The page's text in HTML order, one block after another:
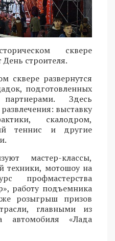
сквере
День строителя.
сквере развернутся
подготовленных
Здесь
выставку
скалодром,
теннис и другие
мастер-классы,
техники, мотошоу на
профмастерства
работу подъемника
розыгрыш призов
главными из
автомобиля «Лада